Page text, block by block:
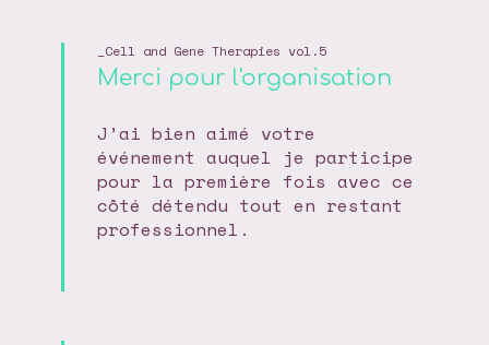
Cell and Gene Therapies vol.5
Merci pour l'organisation
J’ai bien aimé votre
événement auquel je participe
pour la première fois avec ce
côté détendu tout en restant
professionnel.